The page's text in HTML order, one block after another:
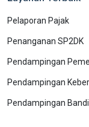
Pelaporan Pajak
Penanganan SP2DK
Pendampingan
Pendampingan
Pendampingan